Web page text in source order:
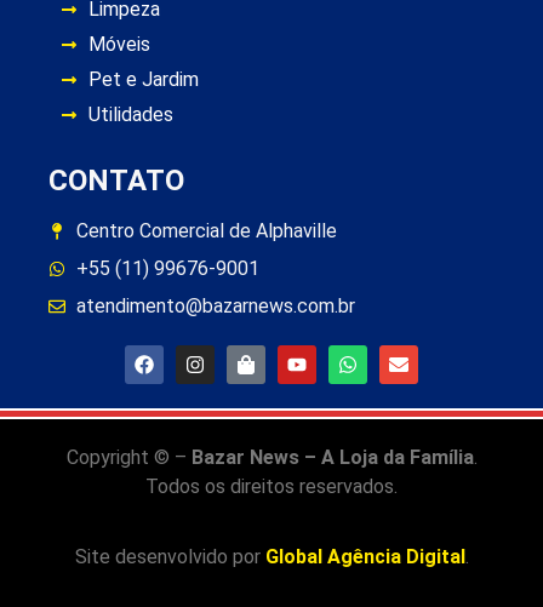
Limpeza
Móveis
Pet e Jardim
Utilidades
CONTATO
Centro Comercial de Alphaville
+55 (11) 99676-9001
atendimento@bazarnews.com.br
Copyright © – Bazar News – A Loja da Família.
Todos os direitos reservados.
Site desenvolvido por Global Agência Digital.